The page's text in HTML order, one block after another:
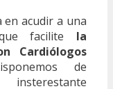
en acudir a una
facilite la
Cardiólogos
de